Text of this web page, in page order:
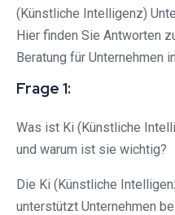
(Künstliche Intelligenz)
Hier finden Sie Antworten
Beratung für Unternehmen
Frage 1:
Was ist Ki (Künstliche
und warum ist sie wichtig?
Die Ki (Künstliche
unterstützt Unternehmen